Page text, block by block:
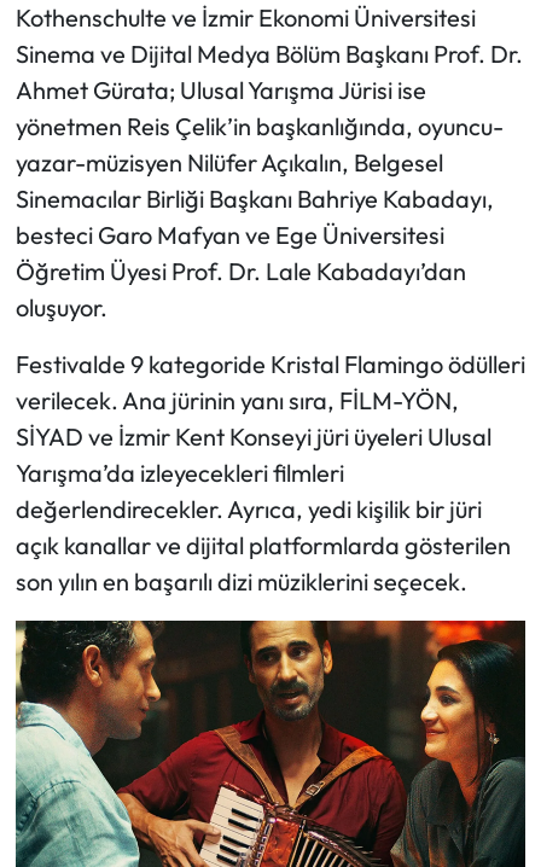
Kothenschulte ve İzmir Ekonomi Üniversitesi
Sinema ve Dijital Medya Bölüm Başkanı Prof. Dr.
Ahmet Gürata; Ulusal Yarışma Jürisi ise
yönetmen Reis Çelik’in başkanlığında, oyuncu-
yazar-müzisyen Nilüfer Açıkalın, Belgesel
Sinemacılar Birliği Başkanı Bahriye Kabadayı,
besteci Garo Mafyan ve Ege Üniversitesi
Öğretim Üyesi Prof. Dr. Lale Kabadayı’dan
oluşuyor.
Festivalde 9 kategoride Kristal Flamingo ödülleri
verilecek. Ana jürinin yanı sıra, FİLM-YÖN,
SİYAD ve İzmir Kent Konseyi jüri üyeleri Ulusal
Yarışma’da izleyecekleri filmleri
değerlendirecekler. Ayrıca, yedi kişilik bir jüri
açık kanallar ve dijital platformlarda gösterilen
son yılın en başarılı dizi müziklerini seçecek.